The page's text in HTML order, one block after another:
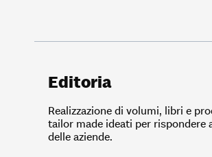
Editoria
Realizzazione di volumi, libri e
tailor made ideati per rispondere
delle aziende.